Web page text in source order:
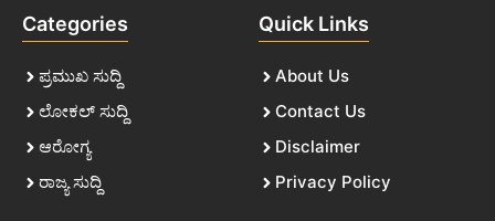
Categories
ಪ್ರಮುಖ ಸುದ್ದಿ
ಲೋಕಲ್ ಸುದ್ದಿ
ಆರೋಗ್ಯ
ರಾಜ್ಯ ಸುದ್ದಿ
Quick Links
About Us
Contact Us
Disclaimer
Privacy Policy